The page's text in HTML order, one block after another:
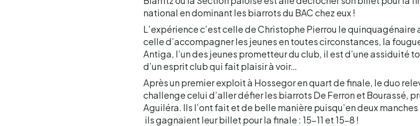
national en dominant les biarrots du BAC chez eux !
L’expérience c’est celle de Christophe Pierrou le
celle d’accompagner les jeunes en toutes circonstances, la
Antiga, l’un des jeunes prometteur du club, il est d’une assiduité
d’un esprit club qui fait plaisir à voir…
Après un premier exploit à Hossegor en quart de finale, le duo
challenge celui d’aller défier les biarrots De Ferron et Bourassé,
Aguiléra. Ils l’ont fait et de belle manière puisqu’en deux
ils gagnaient leur billet pour la finale : 15-11 et 15-8 !